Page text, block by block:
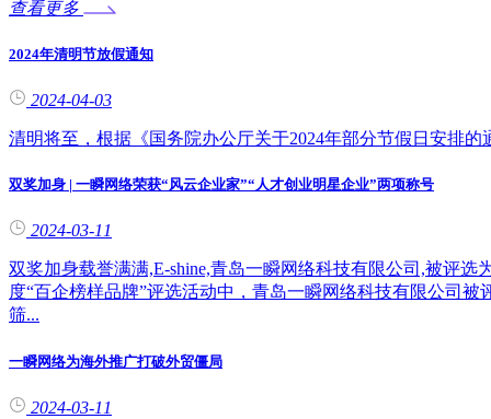
查看更多
2024年清明节放假通知
2024-04-03
清明将至，根据《国务院办公厅关于2024年部分节假日安排
双奖加身 | 一瞬网络荣获“风云企业家”“人才创业明星企业”两项称号
2024-03-11
双奖加身载誉满满,E-shine,青岛一瞬网络科技有限公司,被评选
度“百企榜样品牌”评选活动中，青岛一瞬网络科技有限公司
筛...
一瞬网络为海外推广打破外贸僵局
2024-03-11